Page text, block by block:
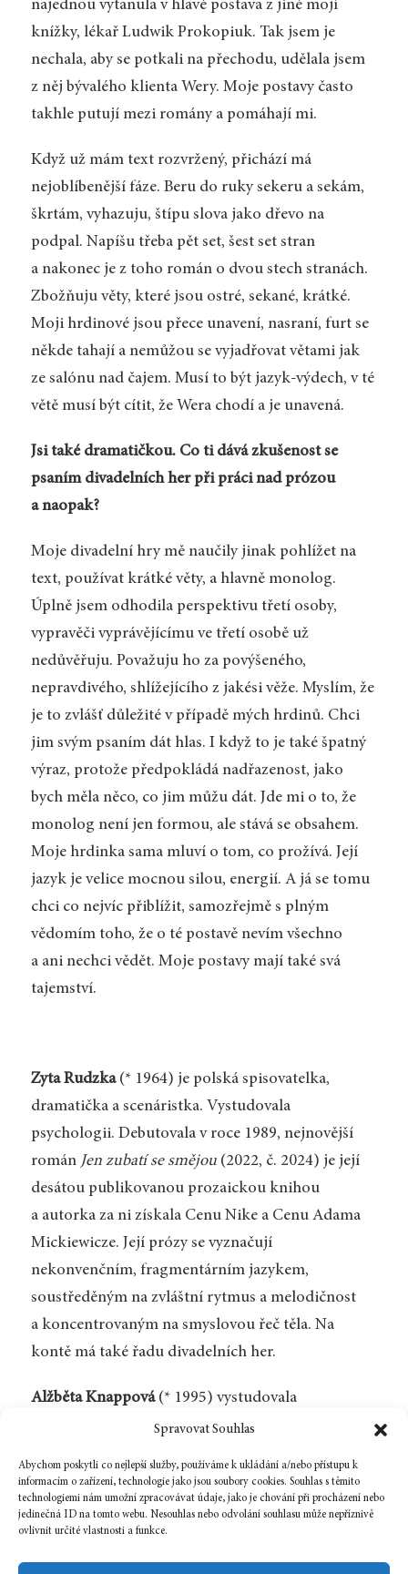
Spravovat Souhlas
Abychom poskytli co nejlepší služby, používáme k ukládání a/nebo přístupu k
informacím o zařízení, technologie jako jsou soubory cookies. Souhlas s těmito
technologiemi nám umožní zpracovávat údaje, jako je chování při procházení nebo
jedinečná ID na tomto webu. Nesouhlas nebo odvolání souhlasu může nepříznivě
ovlivnit určité vlastnosti a funkce.
najednou vytanula v hlavě postava z jiné mojí
knížky, lékař Ludwik Prokopiuk. Tak jsem je
nechala, aby se potkali na přechodu, udělala jsem
z něj bývalého klienta Wery. Moje postavy často
takhle putují mezi romány a pomáhají mi.
Když už mám text rozvržený, přichází má
nejoblíbenější fáze. Beru do ruky sekeru a sekám,
škrtám, vyhazuju, štípu slova jako dřevo na
podpal. Napíšu třeba pět set, šest set stran
a nakonec je z toho román o dvou stech stranách.
Zbožňuju věty, které jsou ostré, sekané, krátké.
Moji hrdinové jsou přece unavení, nasraní, furt se
někde tahají a nemůžou se vyjadřovat větami jak
ze salónu nad čajem. Musí to být jazyk-výdech, v té
větě musí být cítit, že Wera chodí a je unavená.
Jsi také dramatičkou. Co ti dává zkušenost se
psaním divadelních her při práci nad prózou
a naopak?
Moje divadelní hry mě naučily jinak pohlížet na
text, používat krátké věty, a hlavně monolog.
Úplně jsem odhodila perspektivu třetí osoby,
vypravěči vyprávějícímu ve třetí osobě už
nedůvěřuju. Považuju ho za povýšeného,
nepravdivého, shlížejícího z jakési věže. Myslím, že
je to zvlášť důležité v případě mých hrdinů. Chci
jim svým psaním dát hlas. I když to je také špatný
výraz, protože předpokládá nadřazenost, jako
bych měla něco, co jim můžu dát. Jde mi o to, že
monolog není jen formou, ale stává se obsahem.
Moje hrdinka sama mluví o tom, co prožívá. Její
jazyk je velice mocnou silou, energií. A já se tomu
chci co nejvíc přiblížit, samozřejmě s plným
vědomím toho, že o té postavě nevím všechno
a ani nechci vědět. Moje postavy mají také svá
tajemství.
Zyta Rudzka(* 1964) je polská spisovatelka,
dramatička a scenáristka. Vystudovala
psychologii. Debutovala v roce 1989, nejnovější
román Jen zubatí se smějou(2022, č. 2024) je její
desátou publikovanou prozaickou knihou
a autorka za ni získala Cenu Nike a Cenu Adama
Mickiewicze. Její prózy se vyznačují
nekonvenčním, fragmentárním jazykem,
soustředěným na zvláštní rytmus a melodičnost
a koncentrovaným na smyslovou řeč těla. Na
kontě má také řadu divadelních her.
Alžběta Knappová(* 1995) vystudovala
bohemistiku a komparatistiku na Filozofické
střední Evropy, pracuje jako nakladatelská
redaktorka a překládá z polštiny.